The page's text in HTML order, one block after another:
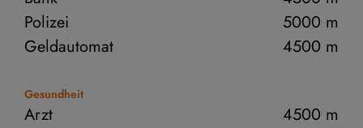
Polizei
5000 m
Geldautomat
4500 m
Gesundheit
Arzt
4500 m